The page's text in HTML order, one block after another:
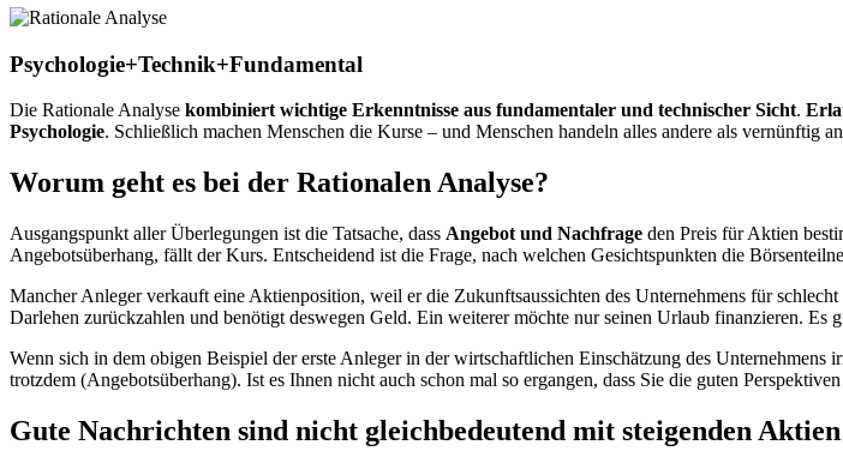
Psychologie+Technik+Fundamental
Die Rationale Analyse kombiniert wichtige Erkenntnisse aus fundamentaler und technischer Sicht.
Psychologie. Schließlich machen Menschen die Kurse – und Menschen handeln alles andere als vernünftig
Worum geht es bei der Rationalen Analyse?
Ausgangspunkt aller Überlegungen ist die Tatsache, dass Angebot und Nachfrage den Preis für Aktien
Angebotsüberhang, fällt der Kurs. Entscheidend ist die Frage, nach welchen Gesichtspunkten die
Mancher Anleger verkauft eine Aktienposition, weil er die Zukunftsaussichten des Unternehmens für schlecht
Darlehen zurückzahlen und benötigt deswegen Geld. Ein weiterer möchte nur seinen Urlaub finanzieren. Es
Wenn sich in dem obigen Beispiel der erste Anleger in der wirtschaftlichen Einschätzung des
trotzdem (Angebotsüberhang). Ist es Ihnen nicht auch schon mal so ergangen, dass Sie die guten
Gute Nachrichten sind nicht gleichbedeutend mit steigenden Aktien